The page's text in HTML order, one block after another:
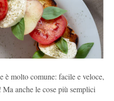
è molto comune: facile e veloce,
Ma anche le cose più semplici